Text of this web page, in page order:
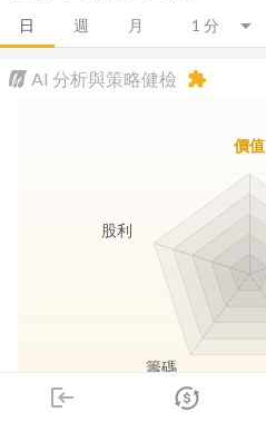
login
市場
日 週 月
AI 分析與策略健檢 extension
價值
籌碼
股利